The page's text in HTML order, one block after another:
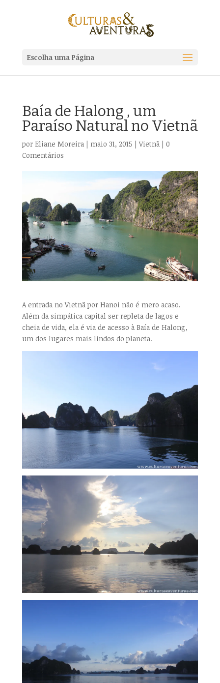
Escolha uma Página
Baía de Halong , um
Paraíso Natural no Vietnã
por Eliane Moreira| maio 31, 2015 |Vietnã| 0
Comentários
A entrada no Vietnã por Hanoi não é mero acaso.
Além da simpática capital ser repleta de lagos e
cheia de vida, ela é via de acesso à Baía de Halong,
um dos lugares mais lindos do planeta.